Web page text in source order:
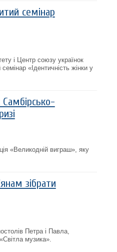
семінар
і Центр союзу українок
«Ідентичність жінки у
Самбірсько-
«Великодній виграш», яку
зібрати
Петра і Павла,
музика».